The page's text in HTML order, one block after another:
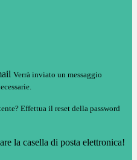
Verrà inviato un messaggio
Effettua il reset della password
la casella di posta elettronica!